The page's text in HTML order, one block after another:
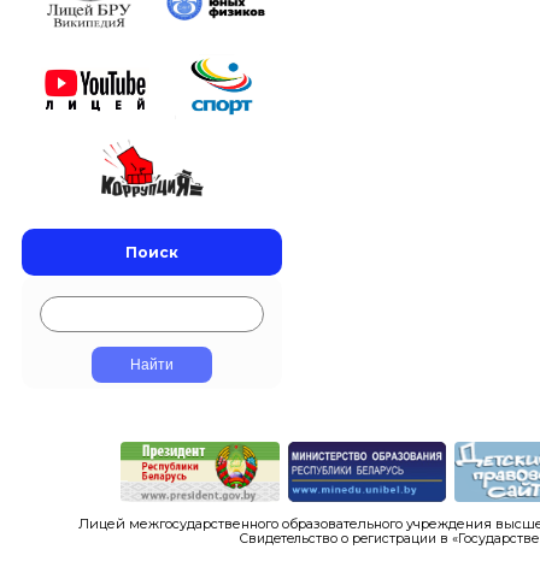
Поиск
Лицей межгосударственного образовательного учреждения
Свидетельство о регистрации в